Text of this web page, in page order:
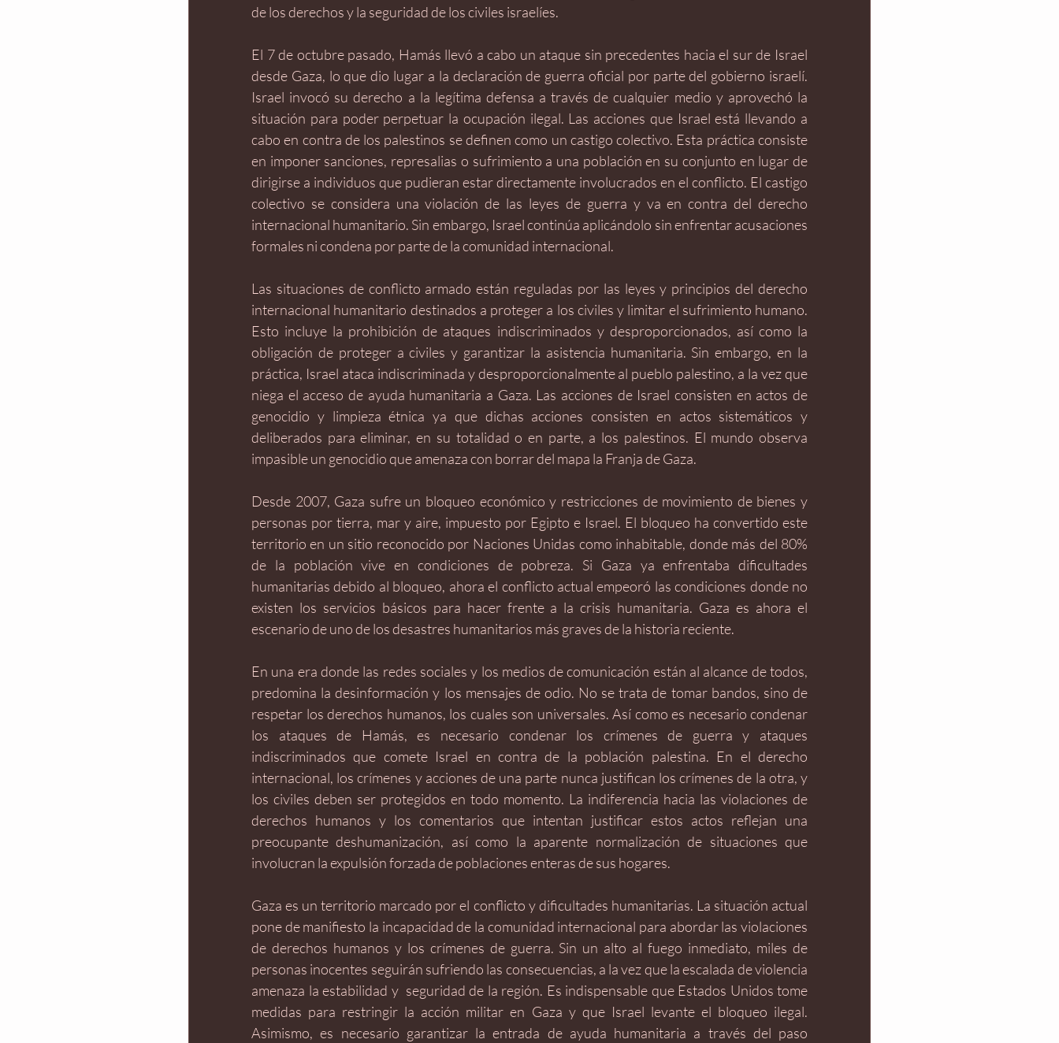
de los derechos y la seguridad de los civiles israelíes.
El 7 de octubre pasado, Hamás llevó a cabo un ataque sin precedentes hacia el sur de Israel
desde Gaza, lo que dio lugar a la declaración de guerra oficial por parte del gobierno israelí.
Israel invocó su derecho a la legítima defensa a través de cualquier medio y aprovechó la
situación para poder perpetuar la ocupación ilegal. Las acciones que Israel está llevando a
cabo en contra de los palestinos se definen como un castigo colectivo. Esta práctica consiste
en imponer sanciones, represalias o sufrimiento a una población en su conjunto en lugar de
dirigirse a individuos que pudieran estar directamente involucrados en el conflicto. El castigo
colectivo se considera una violación de las leyes de guerra y va en contra del derecho
internacional humanitario. Sin embargo, Israel continúa aplicándolo sin enfrentar acusaciones
formales ni condena por parte de la comunidad internacional.
Las situaciones de conflicto armado están reguladas por las leyes y principios del derecho
internacional humanitario destinados a proteger a los civiles y limitar el sufrimiento humano.
Esto incluye la prohibición de ataques indiscriminados y desproporcionados, así como la
obligación de proteger a civiles y garantizar la asistencia humanitaria. Sin embargo, en la
práctica, Israel ataca indiscriminada y desproporcionalmente al pueblo palestino, a la vez que
niega el acceso de ayuda humanitaria a Gaza. Las acciones de Israel consisten en actos de
genocidio y limpieza étnica ya que dichas acciones consisten en actos sistemáticos y
deliberados para eliminar, en su totalidad o en parte, a los palestinos. El mundo observa
impasible un genocidio que amenaza con borrar del mapa la Franja de Gaza.
Desde 2007, Gaza sufre un bloqueo económico y restricciones de movimiento de bienes y
personas por tierra, mar y aire, impuesto por Egipto e Israel. El bloqueo ha convertido este
territorio en un sitio reconocido por Naciones Unidas como inhabitable, donde más del 80%
de la población vive en condiciones de pobreza. Si Gaza ya enfrentaba dificultades
humanitarias debido al bloqueo, ahora el conflicto actual empeoró las condiciones donde no
existen los servicios básicos para hacer frente a la crisis humanitaria. Gaza es ahora el
escenario de uno de los desastres humanitarios más graves de la historia reciente.
En una era donde las redes sociales y los medios de comunicación están al alcance de todos,
predomina la desinformación y los mensajes de odio. No se trata de tomar bandos, sino de
respetar los derechos humanos, los cuales son universales. Así como es necesario condenar
los ataques de Hamás, es necesario condenar los crímenes de guerra y ataques
indiscriminados que comete Israel en contra de la población palestina. En el derecho
internacional, los crímenes y acciones de una parte nunca justifican los crímenes de la otra, y
los civiles deben ser protegidos en todo momento. La indiferencia hacia las violaciones de
derechos humanos y los comentarios que intentan justificar estos actos reflejan una
preocupante deshumanización, así como la aparente normalización de situaciones que
involucran la expulsión forzada de poblaciones enteras de sus hogares.
Gaza es un territorio marcado por el conflicto y dificultades humanitarias. La situación actual
pone de manifiesto la incapacidad de la comunidad internacional para abordar las violaciones
de derechos humanos y los crímenes de guerra. Sin un alto al fuego inmediato, miles de
personas inocentes seguirán sufriendo las consecuencias, a la vez que la escalada de violencia
amenaza la estabilidad y  seguridad de la región. Es indispensable que Estados Unidos tome
medidas para restringir la acción militar en Gaza y que Israel levante el bloqueo ilegal.
Asimismo, es necesario garantizar la entrada de ayuda humanitaria a través del paso